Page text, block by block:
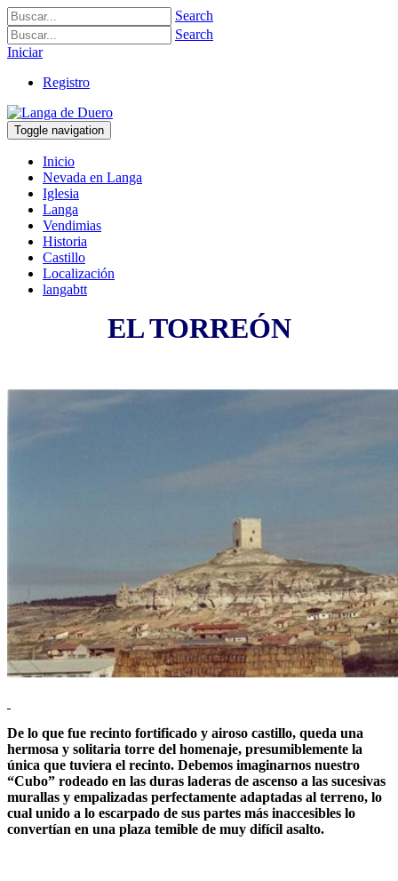
Search
Search
Iniciar
Registro
Toggle navigation
Inicio
Nevada en Langa
Iglesia
Langa
Vendimias
Historia
Castillo
Localización
langabtt
EL TORREÓN
De lo que fue recinto fortificado y airoso castillo, queda una
hermosa y solitaria torre del homenaje, presumiblemente la
única que tuviera el recinto. Debemos imaginarnos nuestro
“Cubo” rodeado en las duras laderas de ascenso a las sucesivas
murallas y empalizadas perfectamente adaptadas al terreno, lo
cual unido a lo escarpado de sus partes más inaccesibles lo
convertían en una plaza temible de muy difícil asalto.